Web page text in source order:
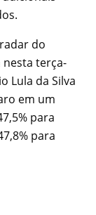
do
terça-
Lula da Silva
em um
para
para